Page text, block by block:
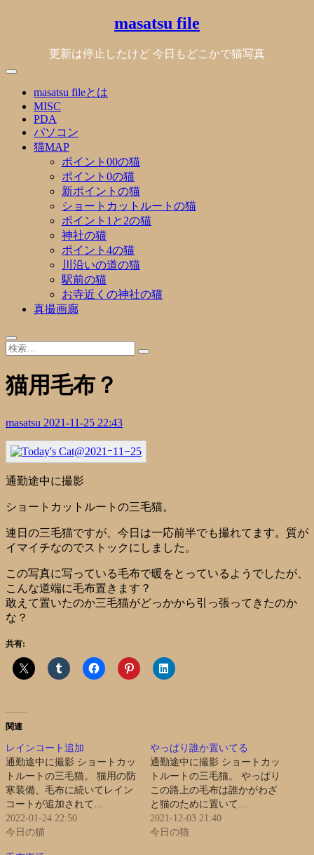
masatsu file
更新は停止したけど 今日もどこかで猫写真
masatsu fileとは
MISC
PDA
パソコン
猫MAP
ポイント00の猫
ポイント0の猫
新ポイントの猫
ショートカットルートの猫
ポイント1と2の猫
神社の猫
ポイント4の猫
川沿いの道の猫
駅前の猫
お寺近くの神社の猫
真撮画廊
猫用毛布？
masatsu 2021-11-25 22:43
通勤途中に撮影
ショートカットルートの三毛猫。
連日の三毛猫ですが、今日は一応前半でも撮れてます。質が
イマイチなのでストックにしました。
この写真に写っている毛布で暖をとっているようでしたが、
こんな道端に毛布置きます？
敢えて置いたのか三毛猫がどっかから引っ張ってきたのか
な？
共有:
関連
レインコート追加
通勤途中に撮影 ショートカッ
トルートの三毛猫。 猫用の防
寒装備、毛布に続いてレイン
コートが追加されて…
2022-01-24 22:50
今日の猫
やっぱり誰か置いてる
通勤途中に撮影 ショートカッ
トルートの三毛猫。 やっぱり
この路上の毛布は誰かがわざ
と猫のために置いて…
2021-12-03 21:40
今日の猫